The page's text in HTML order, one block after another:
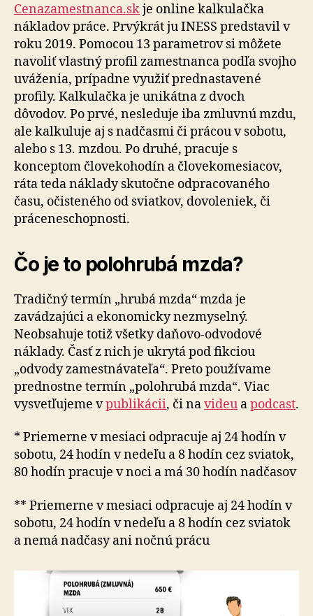
Cenazamestnanca.skje online kalkulačka
nákladov práce. Prvýkrát ju INESS predstavil v
roku 2019. Pomocou 13 parametrov si môžete
navoliť vlastný profil zamestnanca podľa svojho
uváženia, prípadne využiť prednastavené
profily. Kalkulačka je unikátna z dvoch
dôvodov. Po prvé, nesleduje iba zmluvnú mzdu,
ale kalkuluje aj s nadčasmi či prácou v sobotu,
alebo s 13. mzdou. Po druhé, pracuje s
konceptom človekohodín a človekomesiacov,
ráta teda náklady skutočne odpracovaného
času, očisteného od sviatkov, dovoleniek, či
práceneschopnosti.
Čo je to polohrubá mzda?
Tradičný termín „hrubá mzda“ mzda je
zavádzajúci a ekonomicky nezmyselný.
Neobsahuje totiž všetky daňovo-odvodové
náklady. Časť z nich je ukrytá pod fikciou
„odvody zamestnávateľa“. Preto používame
prednostne termín „polohrubá mzda“. Viac
vysvetľujeme vpublikácii, či navideu apodcast.
* Priemerne v mesiaci odpracuje aj 24 hodín v
sobotu, 24 hodín v nedeľu a 8 hodín cez sviatok,
80 hodín pracuje v noci a má 30 hodín nadčasov
** Priemerne v mesiaci odpracuje aj 24 hodín v
sobotu, 24 hodín v nedeľu a 8 hodín cez sviatok
a nemá nadčasy ani nočnú prácu